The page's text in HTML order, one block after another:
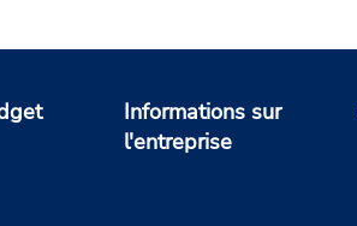
Informations sur
l'entreprise